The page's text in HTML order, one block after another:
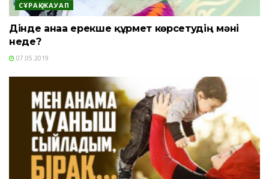
СҰРАҚ-ЖАУАП
Дінде анаға ерекше құрмет көрсетудің мәні
неде?
07.05.2019